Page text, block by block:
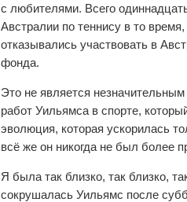
с любителями. Всего
Австралии по теннису в то
отказывались участвовать в
фонда.
Это не является
работ Уильямса в спорте,
эволюция, которая ускорилась
всё же он никогда не был более
Я была так близко, так близко,
сокрушалась Уильямс после